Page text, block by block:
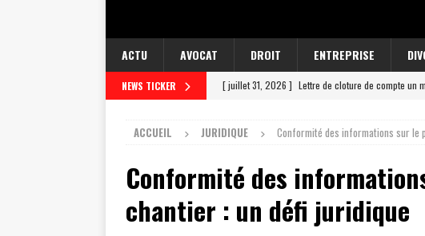
ACTU AVOCAT DROIT ENTREPRISE
NEWS TICKER [ juillet 31, 2026 ] Lettre de cloture de compte un
[ juillet 23, 2026 ] Les différentes situations
[ juillet 19, 2026 ]
Le scrutateur ag : un acteur
[ août 4, 2026 ]
Comment un scrutateur ag
ACCUEIL JURIDIQUE Conformité des informations sur le
Conformité des
chantier : un défi juridique